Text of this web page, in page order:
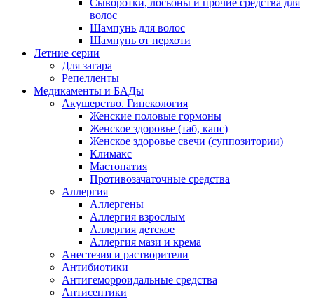
Сыворотки, лосьоны и прочие средства для
волос
Шампунь для волос
Шампунь от перхоти
Летние серии
Для загара
Репелленты
Медикаменты и БАДы
Акушерство. Гинекология
Женские половые гормоны
Женское здоровье (таб, капс)
Женское здоровье свечи (суппозитории)
Климакс
Мастопатия
Противозачаточные средства
Аллергия
Аллергены
Аллергия взрослым
Аллергия детское
Аллергия мази и крема
Анестезия и растворители
Антибиотики
Антигеморроидальные средства
Антисептики